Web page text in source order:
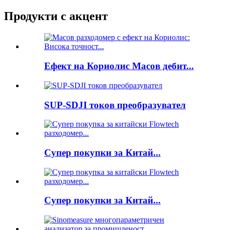
Продукти с акцент
Ефект на Кориолис Масов дебит...
SUP-SDJI токов преобразувател
Супер покупки за Китай...
Супер покупки за Китай...